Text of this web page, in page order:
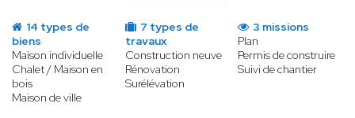
14 types de
biens
Maison individuelle
Chalet / Maison en
bois
Maison de ville
7 types de
travaux
Construction neuve
Rénovation
Surélévation
3 missions
Plan
Permis de construire
Suivi de chantier